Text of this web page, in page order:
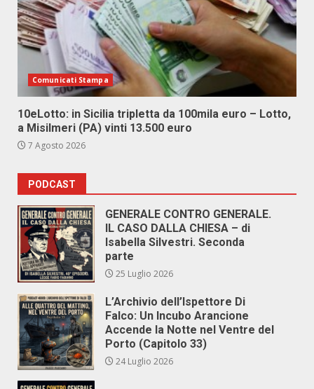
Comunicati Stampa
10eLotto: in Sicilia tripletta da 100mila euro – Lotto,
a Misilmeri (PA) vinti 13.500 euro
7 Agosto 2026
PODCAST
GENERALE CONTRO GENERALE.
IL CASO DALLA CHIESA – di
Isabella Silvestri. Seconda
parte
25 Luglio 2026
L’Archivio dell’Ispettore Di
Falco: Un Incubo Arancione
Accende la Notte nel Ventre del
Porto (Capitolo 33)
24 Luglio 2026